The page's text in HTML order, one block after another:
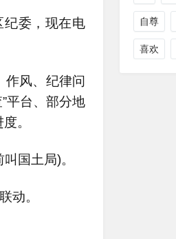
委，现在电
风、纪律问
平台、部分地
。
国土局)。
动。
自尊
喜欢